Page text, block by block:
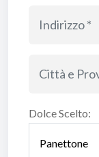
Dolce Scelto: